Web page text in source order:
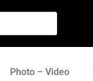
Photo – Video